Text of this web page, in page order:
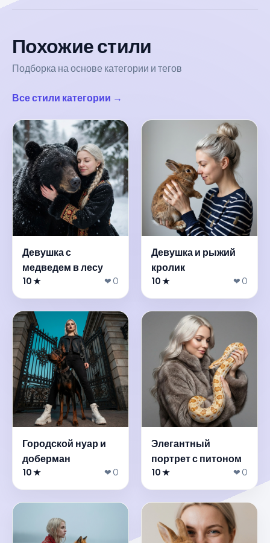
Похожие стили
Подборка на основе категории и тегов
Все стили категории →
Девушка с
медведем в лесу
10 ★ ❤ 0
Девушка и рыжий
кролик
10 ★ ❤ 0
Городской нуар и
доберман
10 ★ ❤ 0
Элегантный
портрет с питоном
10 ★ ❤ 0